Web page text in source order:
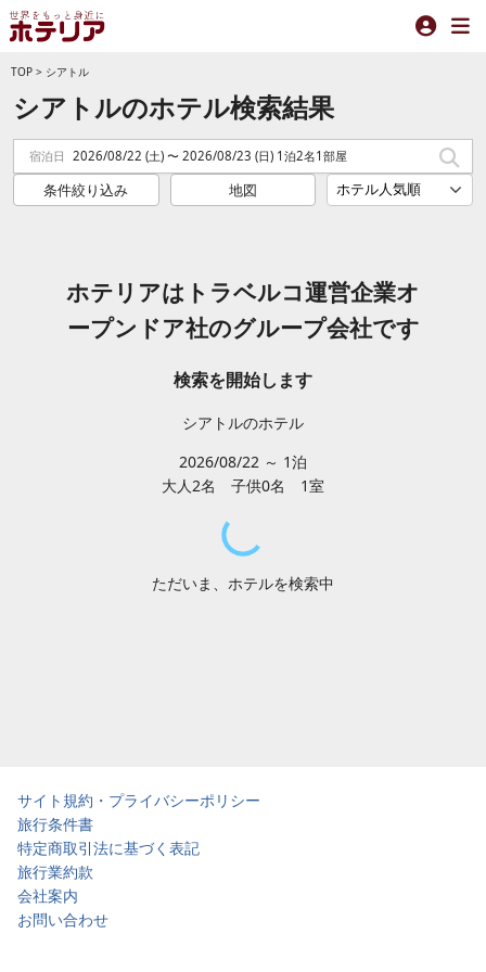
TOP > シアトル
シアトルのホテル検索結果
宿泊日 2026/08/22 (土) 〜 2026/08/23 (日) 1泊2名1部屋
条件絞り込み 地図
ホテリアはトラベルコ運営企業オ
ープンドア社のグループ会社です
検索を開始します
シアトルのホテル
2026/08/22 ～ 1泊
大人2名 子供0名 1室
ただいま、ホテルを検索中
サイト規約・プライバシーポリシー
旅行条件書
特定商取引法に基づく表記
旅行業約款
会社案内
お問い合わせ